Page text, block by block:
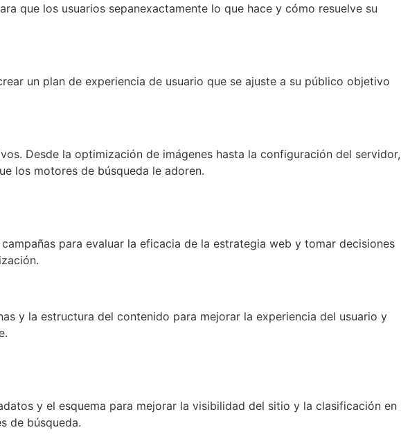
que los usuarios sepanexactamente lo que hace y cómo resuelve su
un plan de experiencia de usuario que se ajuste a su público objetivo
Desde la optimización de imágenes hasta la configuración del servidor,
los motores de búsqueda le adoren.
para evaluar la eficacia de la estrategia web y tomar decisiones
y la estructura del contenido para mejorar la experiencia del usuario y
y el esquema para mejorar la visibilidad del sitio y la clasificación en
de búsqueda.